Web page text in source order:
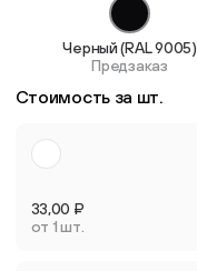
Черный (RAL 9005)
Предзаказ
Стоимость за шт.
33,00 ₽
от 1 шт.